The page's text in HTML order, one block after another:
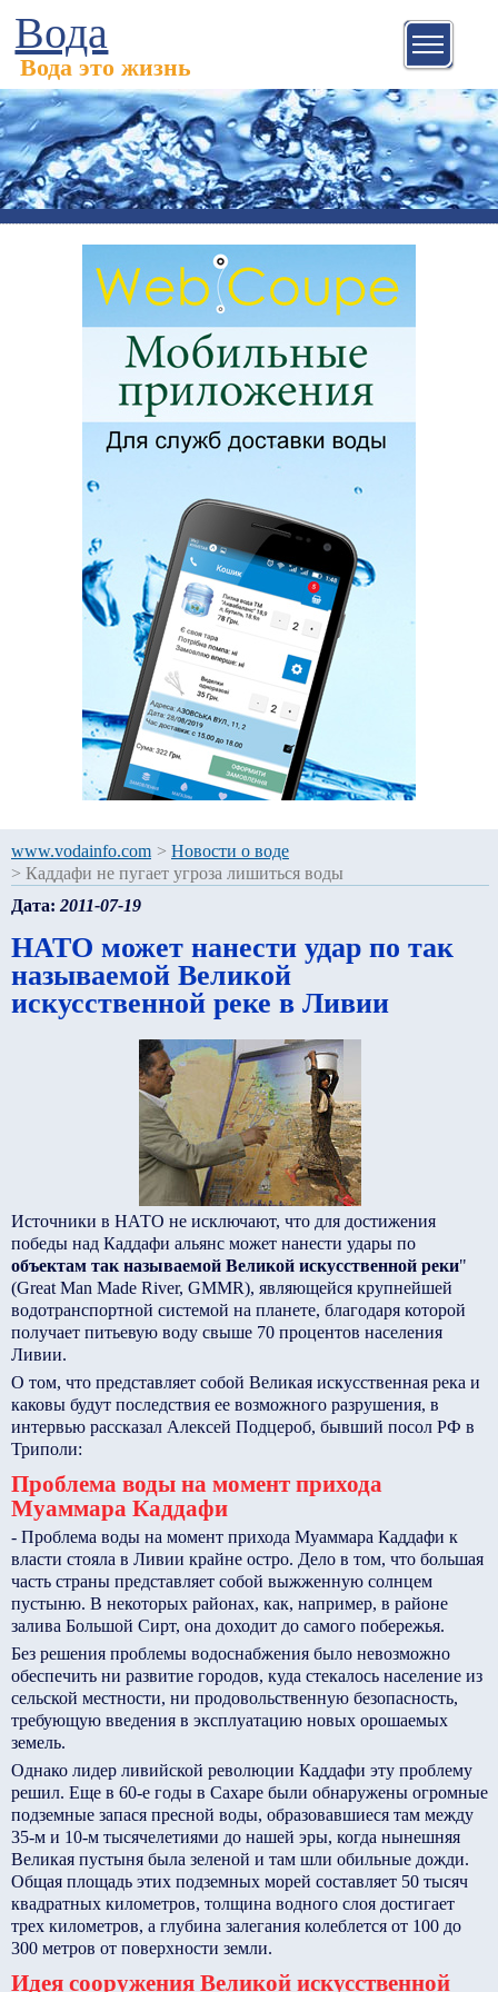
Вода
Вода это жизнь
www.vodainfo.com > Новости о воде
> Каддафи не пугает угроза лишиться воды
Дата: 2011-07-19
НАТО может нанести удар по так
называемой Великой
искусственной реке в Ливии
Источники в НАТО не исключают, что для достижения
победы над Каддафи альянс может нанести удары по
объектам так называемой Великой искусственной реки"
(Great Man Made River, GMMR), являющейся крупнейшей
водотранспортной системой на планете, благодаря которой
получает питьевую воду свыше 70 процентов населения
Ливии.
О том, что представляет собой Великая искусственная река и
каковы будут последствия ее возможного разрушения, в
интервью рассказал Алексей Подцероб, бывший посол РФ в
Триполи:
Проблема воды на момент прихода
Муаммара Каддафи
- Проблема воды на момент прихода Муаммара Каддафи к
власти стояла в Ливии крайне остро. Дело в том, что большая
часть страны представляет собой выжженную солнцем
пустыню. В некоторых районах, как, например, в районе
залива Большой Сирт, она доходит до самого побережья.
Без решения проблемы водоснабжения было невозможно
обеспечить ни развитие городов, куда стекалось население из
сельской местности, ни продовольственную безопасность,
требующую введения в эксплуатацию новых орошаемых
земель.
Однако лидер ливийской революции Каддафи эту проблему
решил. Еще в 60-е годы в Сахаре были обнаружены огромные
подземные запася пресной воды, образовавшиеся там между
35-м и 10-м тысячелетиями до нашей эры, когда нынешняя
Великая пустыня была зеленой и там шли обильные дожди.
Общая площадь этих подземных морей составляет 50 тысяч
квадратных километров, толщина водного слоя достигает
трех километров, а глубина залегания колеблется от 100 до
300 метров от поверхности земли.
Идея сооружения Великой искусственной